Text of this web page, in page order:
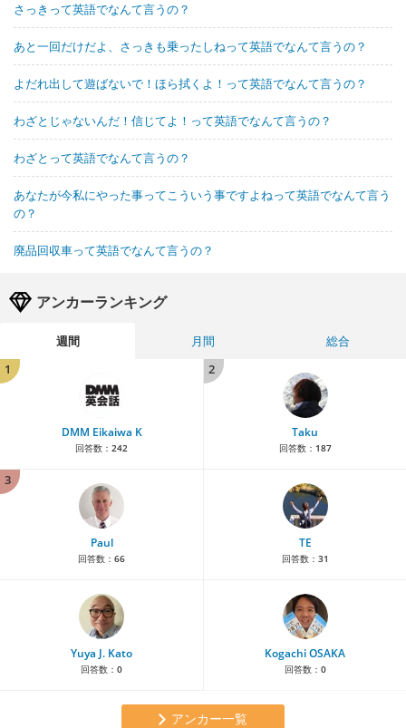
さっきって英語でなんて言うの？
あと一回だけだよ、さっきも乗ったしねって英語でなんて言うの？
よだれ出して遊ばないで！ほら拭くよ！って英語でなんて言うの？
わざとじゃないんだ！信じてよ！って英語でなんて言うの？
わざとって英語でなんて言うの？
あなたが今私にやった事ってこういう事ですよねって英語でなんて言う
の？
廃品回収車って英語でなんて言うの？
アンカーランキング
週間 月間
総合
1
DMM Eikaiwa K
回答数： 242
2
Taku
回答数： 187
3
Paul
回答数： 66
TE
回答数： 31
Yuya J. Kato
回答数： 0
Kogachi OSAKA
回答数： 0
アンカー一覧